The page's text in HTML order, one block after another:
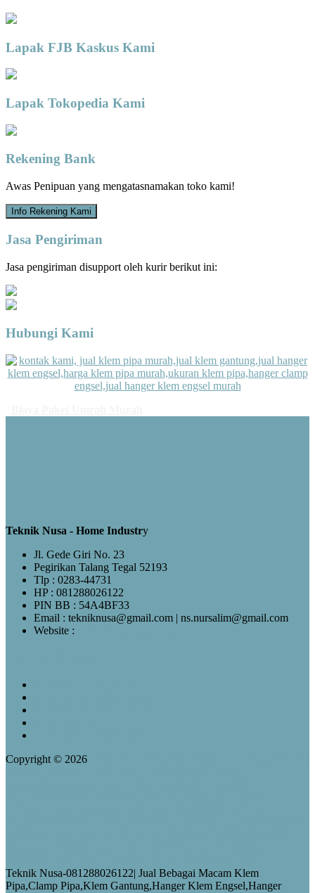
Lapak FJB Kaskus Kami
Lapak Tokopedia Kami
Rekening Bank
Awas Penipuan yang mengatasnamakan toko kami!
Info Rekening Kami
Jasa Pengiriman
Jasa pengiriman disupport oleh kurir berikut ini:
Hubungi Kami
Teknik Nusa - Home Industry
Jl. Gede Giri No. 23
Pegirikan Talang Tegal 52193
Tlp : 0283-44731
HP : 081288026122
PIN BB : 54A4BF33
Email : tekniknusa@gmail.com | ns.nursalim@gmail.com
Website :
Copyright © 2026
Teknik Nusa-081288026122| Jual Bebagai Macam Klem
Pipa,Clamp Pipa,Klem Gantung,Hanger Klem Engsel,Hanger